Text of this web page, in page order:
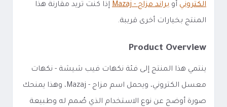
الكتروني أو براند مزاج - Mazaj
إذا كنت تريد مقارنة هذا
المنتج بخيارات أخرى قريبة.
Product Overview
ينتمي هذا المنتج إلى فئة نكهات فيب شيشة - نكهات
معسل الكتروني، ويحمل اسم مزاج - Mazaj، وهذا يمنحك
صورة أوضح عن نوع الاستخدام الذي صُمم له وطبيعة